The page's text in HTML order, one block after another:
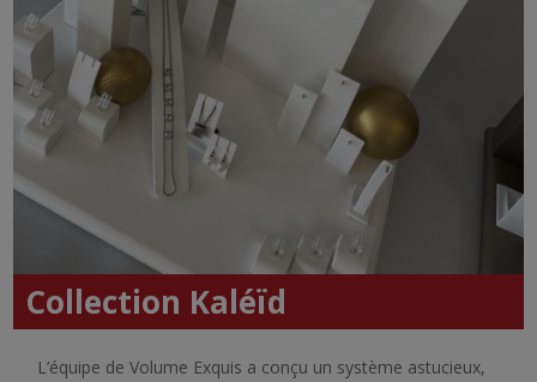
Collection Kaléïd
L’équipe de Volume Exquis a conçu un système astucieux,